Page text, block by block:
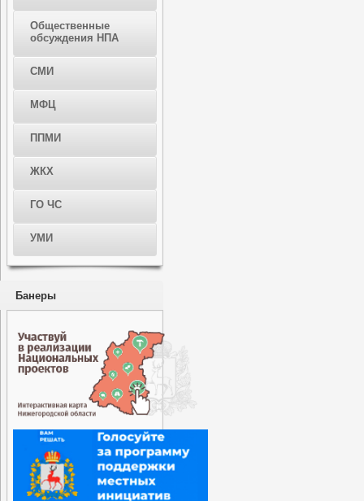
Общественные
обсуждения НПА
СМИ
МФЦ
ППМИ
ЖКХ
ГО ЧС
УМИ
Банеры